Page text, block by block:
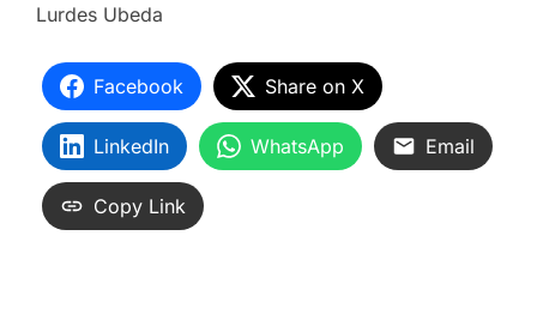
Lurdes Ubeda
Facebook Share on X
LinkedIn WhatsApp Email
Copy Link